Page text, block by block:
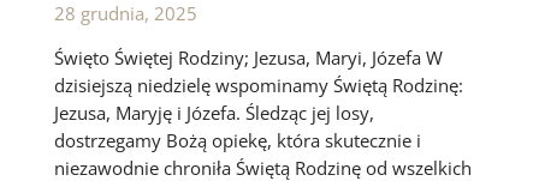
28 grudnia, 2025
Święto Świętej Rodziny; Jezusa, Maryi, Józefa W
dzisiejszą niedzielę wspominamy Świętą Rodzinę:
Jezusa, Maryję i Józefa. Śledząc jej losy,
dostrzegamy Bożą opiekę, która skutecznie i
niezawodnie chroniła Świętą Rodzinę od wszelkich